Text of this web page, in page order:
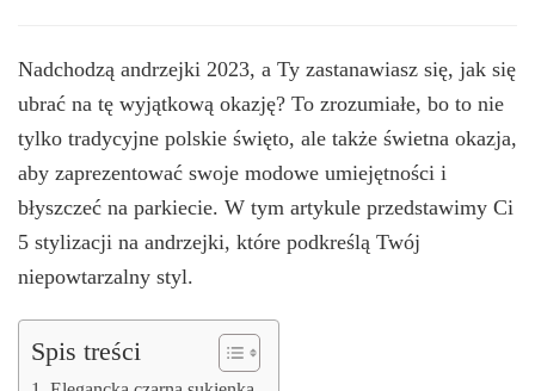
Nadchodzą andrzejki 2023, a Ty zastanawiasz się, jak się
ubrać na tę wyjątkową okazję? To zrozumiałe, bo to nie
tylko tradycyjne polskie święto, ale także świetna okazja,
aby zaprezentować swoje modowe umiejętności i
błyszczeć na parkiecie. W tym artykule przedstawimy Ci
5 stylizacji na andrzejki, które podkreślą Twój
niepowtarzalny styl.
Spis treści